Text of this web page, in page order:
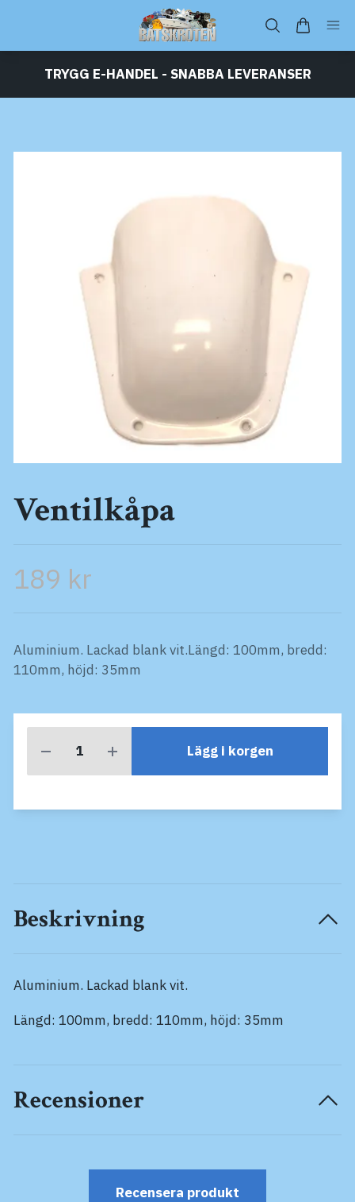
TRYGG E-HANDEL - SNABBA LEVERANSER
Ventilkåpa
189 kr
Aluminium. Lackad blank vit.Längd: 100mm, bredd:
110mm, höjd: 35mm
Lägg i korgen
Beskrivning
Aluminium. Lackad blank vit.
Längd: 100mm, bredd: 110mm, höjd: 35mm
Recensioner
Recensera produkt